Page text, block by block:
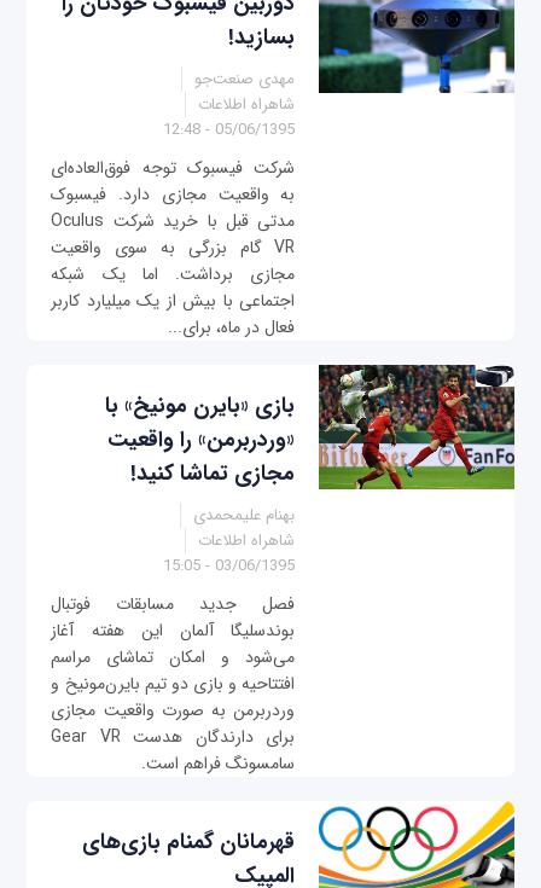
بسازید!
مهدی صنعت‌جو
شاهراه اطلاعات
05/06/1395 - 12:48
شرکت فیسبوک توجه فوق‌العاده‌ای
به واقعیت مجازی دارد. فیسبوک
مدتی قبل با خرید شرکت Oculus
VR گام بزرگی به سوی واقعیت
مجازی برداشت. اما یک شبکه
اجتماعی با بیش از یک میلیارد کاربر
فعال در ماه، برای...
بازی «بایرن مونیخ» با
«وردربرمن» را واقعیت
مجازی تماشا کنید!
بهنام علیمحمدی
شاهراه اطلاعات
03/06/1395 - 15:05
فصل جدید مسابقات فوتبال
بوندسلیگا آلمان این هفته آغاز
می‌شود و امکان تماشای مراسم
افتتاحیه و بازی دو تیم بایرن‌مونیخ و
وردربرمن به صورت واقعیت مجازی
برای دارندگان هد‌ست Gear VR
سامسونگ فراهم است.
قهرمانان گمنام بازی‌های
المپیک